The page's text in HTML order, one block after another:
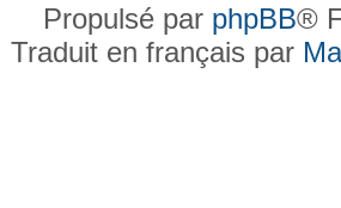
Propulsé par phpBB®
Traduit en français par